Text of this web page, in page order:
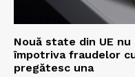
Nouă state din UE
împotriva fraudelor
pregătesc una